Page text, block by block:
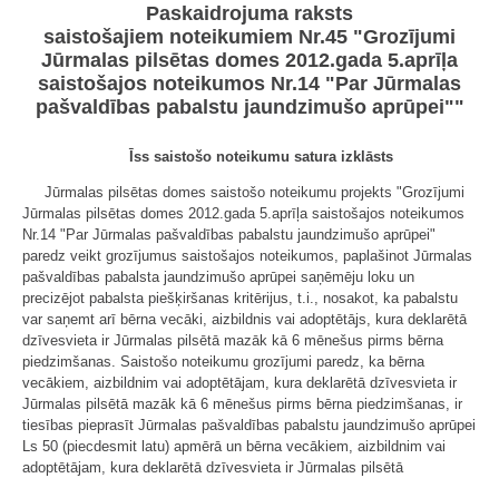
Paskaidrojuma raksts
saistošajiem noteikumiem Nr.45 "Grozījumi
Jūrmalas pilsētas domes 2012.gada 5.aprīļa
saistošajos noteikumos Nr.14 "Par Jūrmalas
pašvaldības pabalstu jaundzimušo aprūpei""
Īss saistošo noteikumu satura izklāsts
Jūrmalas pilsētas domes saistošo noteikumu projekts "Grozījumi
Jūrmalas pilsētas domes 2012.gada 5.aprīļa saistošajos noteikumos
Nr.14 "Par Jūrmalas pašvaldības pabalstu jaundzimušo aprūpei"
paredz veikt grozījumus saistošajos noteikumos, paplašinot Jūrmalas
pašvaldības pabalsta jaundzimušo aprūpei saņēmēju loku un
precizējot pabalsta piešķiršanas kritērijus, t.i., nosakot, ka pabalstu
var saņemt arī bērna vecāki, aizbildnis vai adoptētājs, kura deklarētā
dzīvesvieta ir Jūrmalas pilsētā mazāk kā 6 mēnešus pirms bērna
piedzimšanas. Saistošo noteikumu grozījumi paredz, ka bērna
vecākiem, aizbildnim vai adoptētājam, kura deklarētā dzīvesvieta ir
Jūrmalas pilsētā mazāk kā 6 mēnešus pirms bērna piedzimšanas, ir
tiesības pieprasīt Jūrmalas pašvaldības pabalstu jaundzimušo aprūpei
Ls 50 (piecdesmit latu) apmērā un bērna vecākiem, aizbildnim vai
adoptētājam, kura deklarētā dzīvesvieta ir Jūrmalas pilsētā